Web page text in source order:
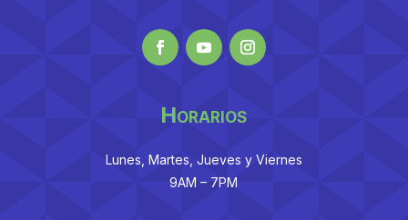
Horarios
Lunes, Martes, Jueves y Viernes
9AM – 7PM